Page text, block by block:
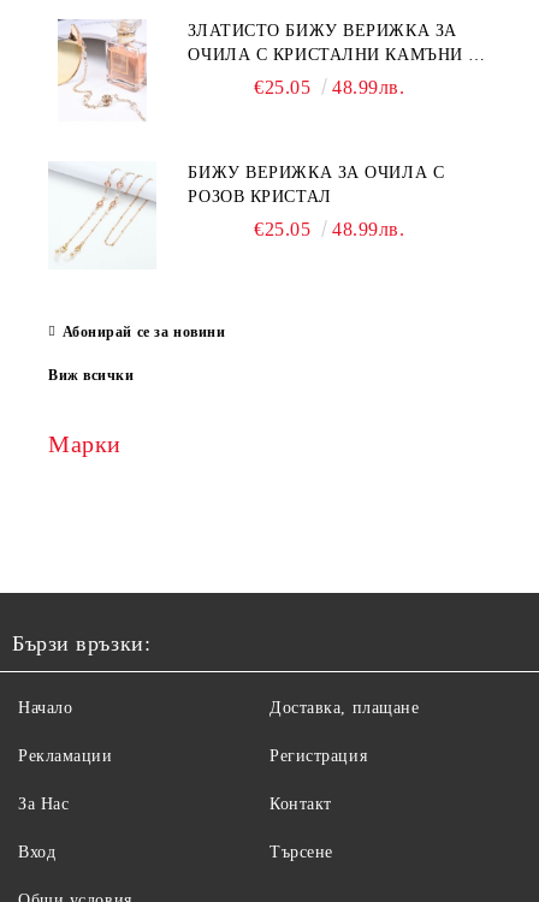
ЗЛАТИСТО БИЖУ ВЕРИЖКА ЗА
ОЧИЛА С КРИСТАЛНИ КАМЪНИ И
€25.05 48.99лв.
БИЖУ ВЕРИЖКА ЗА ОЧИЛА С
РОЗОВ КРИСТАЛ
€25.05 48.99лв.
Абонирай се за новини
Виж всички
Марки
Бързи връзки:
Начало
Рекламации
За Нас
Вход
Доставка, плащане
Регистрация
Контакт
Търсене